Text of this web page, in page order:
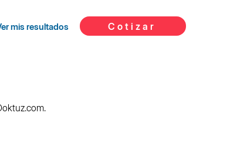
mis resultados Cotizar